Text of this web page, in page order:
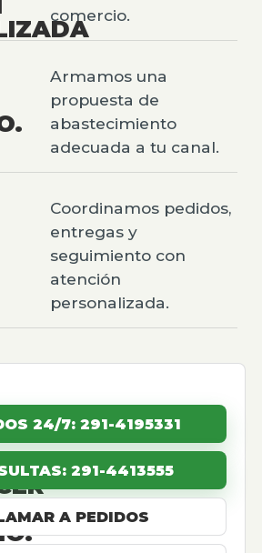
comercio.
Armamos una
propuesta de
abastecimiento
adecuada a tu canal.
Coordinamos pedidos,
entregas y
seguimiento con
atención
personalizada.
24/7: 291-4195331
291-4413555
A PEDIDOS